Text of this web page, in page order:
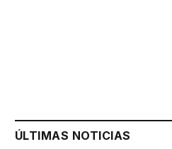
ÚLTIMAS NOTICIAS